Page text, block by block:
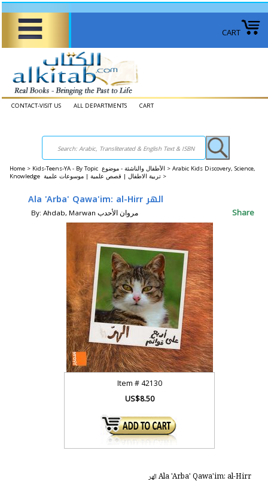
CART
CONTACT-VISIT US ALL DEPARTMENTS CART
Home > Kids-Teens-YA - By Topic الأطفال والناشئة - موضوع > Arabic Kids Discovery, Science,
Knowledge تربية الاطفال | قصص علمية | موسوعات علمية >
Ala 'Arba' Qawa'im: al-Hirr الهر
By: Ahdab, Marwan مروان الأحدب Share
Item #42130
US$8.50
Ala 'Arba' Qawa'im: al-Hirr الهر